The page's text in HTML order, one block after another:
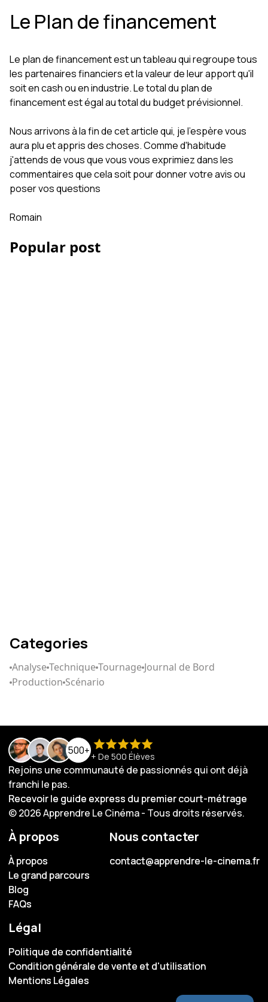
Le Plan de financement
Le plan de financement est un tableau qui regroupe tous
les partenaires financiers et la valeur de leur apport qu'il
soit en cash ou en industrie. Le total du plan de
financement est égal au total du budget prévisionnel.
Nous arrivons à la fin de cet article qui, je l'espère vous
aura plu et appris des choses. Comme d'habitude
j'attends de vous que vous vous exprimiez dans les
commentaires que cela soit pour donner votre avis ou
poser vos questions
Romain
Popular post
Categories
AnalyseTechniqueTournage Journal de Bord
Production Scénario
500+ + De 500 Élèves
Rejoins une communauté de passionnés qui ont déjà
franchi le pas.
Recevoir le guide express du premier court-métrage
Recevoir le guide express du premier court-métrage
© 2026 Apprendre Le Cinéma - Tous droits réservés.
À propos
À propos
À propos
Le grand parcours
Le grand parcours
Blog
Blog
FAQs
FAQs
Nous contacter
contact@apprendre-le-cinema.fr
contact@apprendre-le-cinema.fr
Légal
Politique de confidentialité
Politique de confidentialité
Condition générale de vente et d'utilisation
Condition générale de vente et d'utilisation
Mentions Légales
Mentions Légales